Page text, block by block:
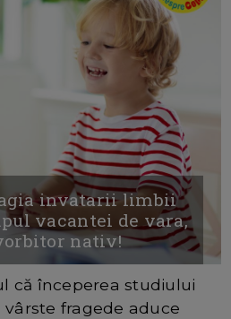
invatarii limbii
vacantei de vara,
nativ!
că începerea studiului
fragede aduce